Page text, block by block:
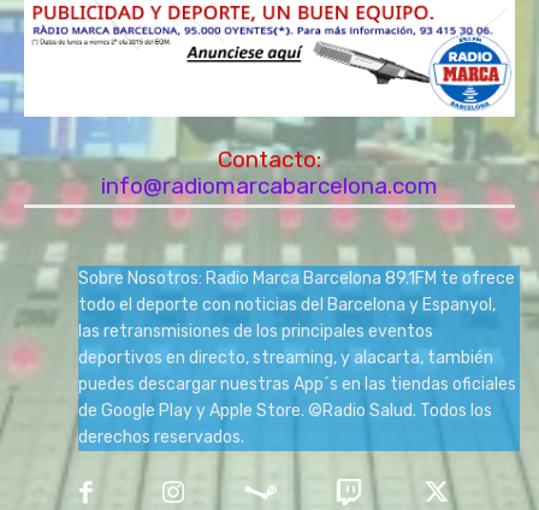
Contacto:
info@radiomarcabarcelona.com
Sobre Nosotros: Radio Marca Barcelona 89.1FM te ofrece
todo el deporte con noticias del Barcelona y Espanyol,
las retransmisiones de los principales eventos
deportivos en directo, streaming, y alacarta, también
puedes descargar nuestras App´s en las tiendas oficiales
de Google Play y Apple Store. ©Radio Salud. Todos los
derechos reservados.